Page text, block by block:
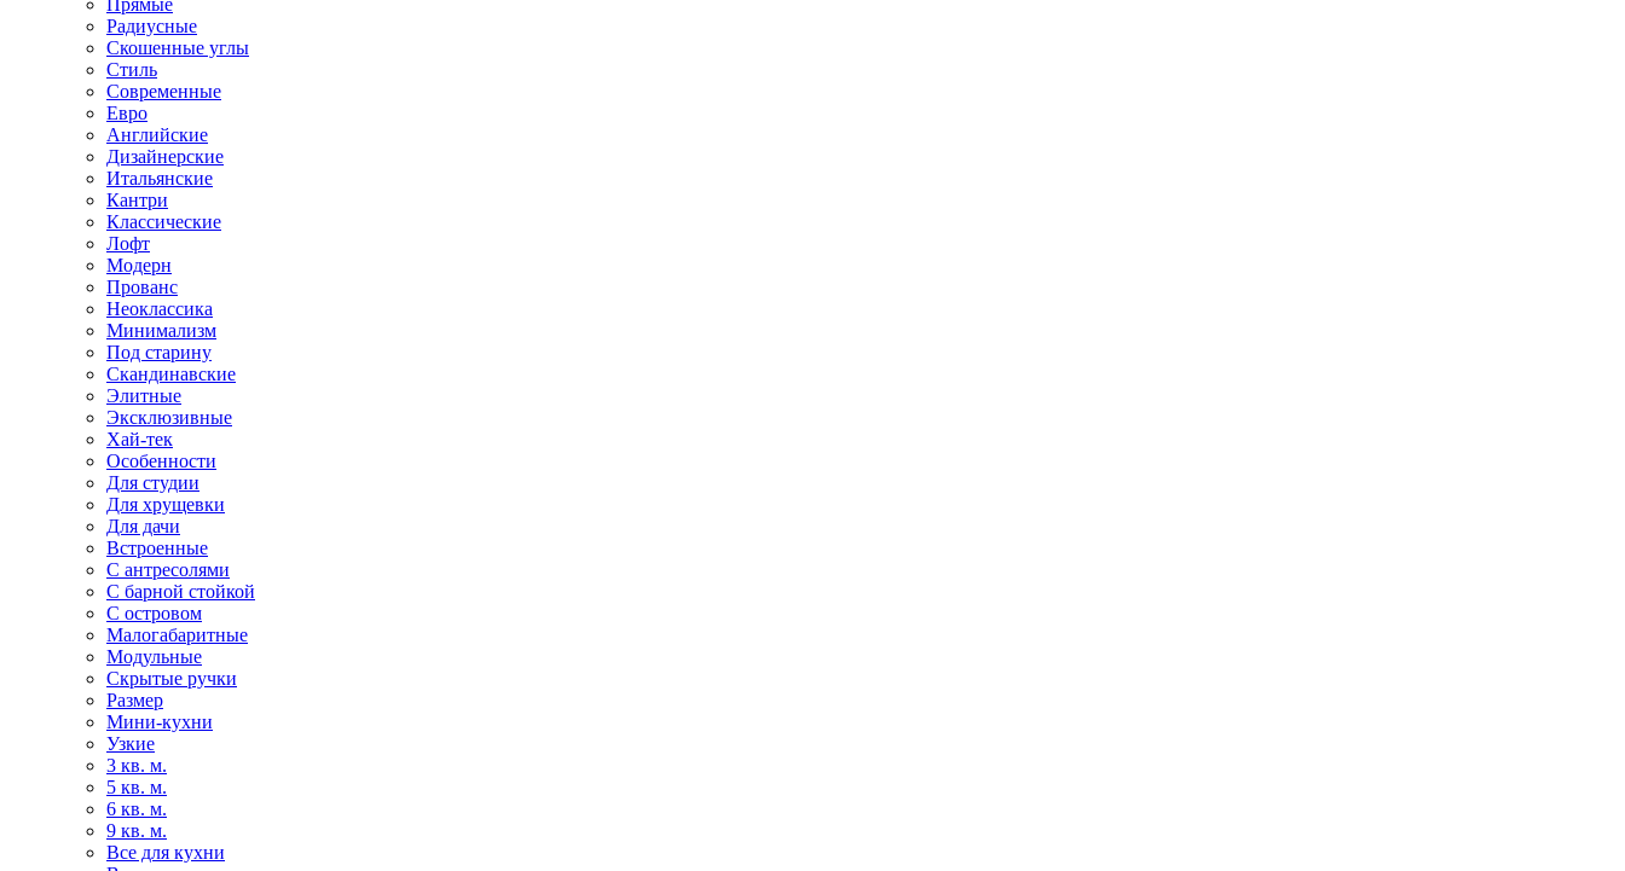
Радиусные
Скошенные углы
Стиль
Современные
Евро
Английские
Дизайнерские
Итальянские
Кантри
Классические
Лофт
Модерн
Прованс
Неоклассика
Минимализм
Под старину
Скандинавские
Элитные
Эксклюзивные
Хай-тек
Особенности
Для студии
Для хрущевки
Для дачи
Встроенные
С антресолями
С барной стойкой
С островом
Малогабаритные
Модульные
Скрытые ручки
Размер
Мини-кухни
Узкие
3 кв. м.
5 кв. м.
6 кв. м.
9 кв. м.
Все для кухни